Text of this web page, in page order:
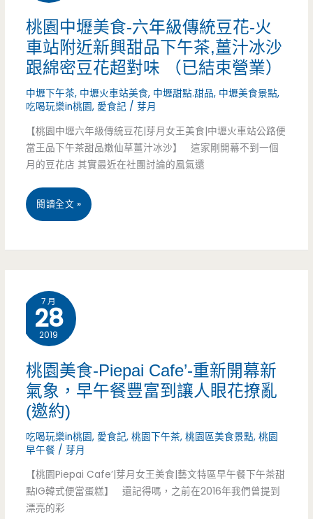
上
等
冰-
被
肉
圓
誤
沙
冰
店，
餐
點
平
價
又
桃園中壢美食-六年級傳統豆花-火
車站附近新興甜品下午茶,薑汁冰沙
跟綿密豆花超對味 （已結束營業）
中壢下午茶, 中壢火車站美食, 中壢甜點.甜品, 中壢美食景點,
吃喝玩樂in桃園, 愛食記 /芽月
【桃園中壢六年級傳統豆花|芽月女王美食|中壢火車站公路便
當王品下午茶甜品嫩仙草薑汁冰沙】 這家剛開幕不到一個
月的豆花店 其實最近在社團討論的風氣還
桃
美
食-
六
年
級
傳
統
豆
閱讀全文 »
7 月
28
2019
桃園美食-Piepai Cafe’-重新開幕新
氣象，早午餐豐富到讓人眼花撩亂
(邀約)
吃喝玩樂in桃園, 愛食記,桃園下午茶,桃園區美食景點,桃園
早午餐 /芽月
【桃園Piepai Cafe’|芽月女王美食|藝文特區早午餐下午茶甜
點IG韓式便當蛋糕】 還記得嗎，之前在2016年我們曾提到
漂亮的彩